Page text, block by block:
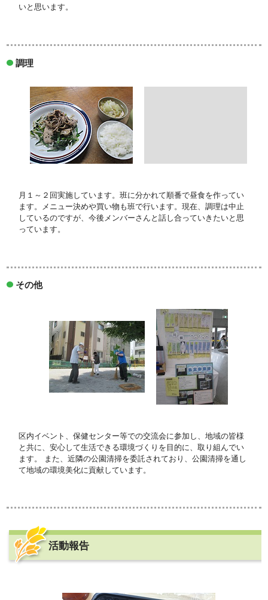
いと思います。
調理
月１～２回実施しています。班に分かれて順番で昼食を作ってい
ます。メニュー決めや買い物も班で行います。現在、調理は中止
しているのですが、今後メンバーさんと話し合っていきたいと思
っています。
その他
区内イベント、保健センター等での交流会に参加し、地域の皆様
と共に、安心して生活できる環境づくりを目的に、取り組んでい
ます。 また、近隣の公園清掃を委託されており、公園清掃を通し
て地域の環境美化に貢献しています。
活動報告